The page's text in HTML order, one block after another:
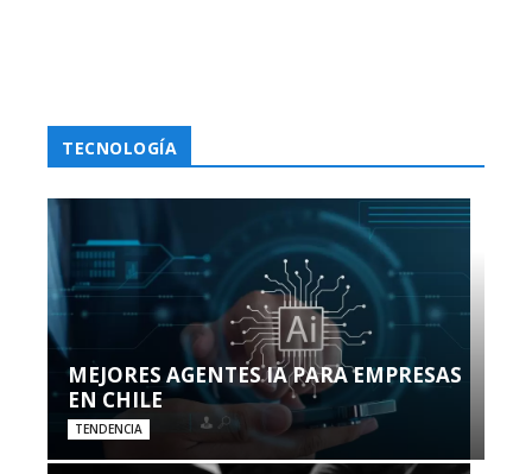
TECNOLOGÍA
MEJORES AGENTES IA PARA EMPRESAS
EN CHILE
TENDENCIA